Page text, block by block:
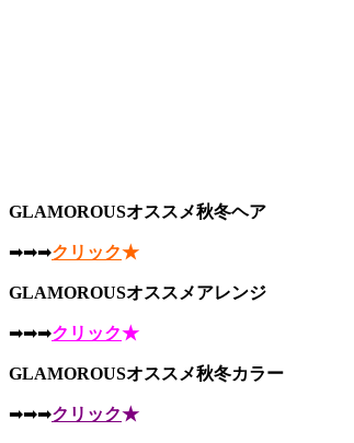
GLAMOROUSオススメ秋冬ヘア
➡︎➡︎➡︎クリック★
GLAMOROUSオススメアレンジ
➡︎➡︎➡︎クリック★
GLAMOROUSオススメ秋冬カラー
➡︎➡︎➡︎クリック★